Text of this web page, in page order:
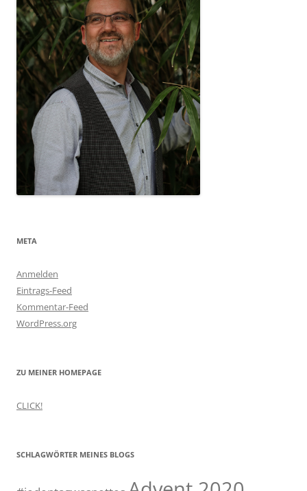
META
Anmelden
Eintrags-Feed
Kommentar-Feed
WordPress.org
ZU MEINER HOMEPAGE
CLICK!
SCHLAGWÖRTER MEINES BLOGS